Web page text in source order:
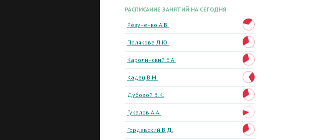
РАСПИСАНИЕ ЗАНЯТИЙ НА СЕГОДНЯ
Резуненко А.В.
Полякова Л.Ю.
Каролинский Е.А.
Кадец В.М.
Дубовой В.К.
Гукалов А.А.
Гордевский В.Д.